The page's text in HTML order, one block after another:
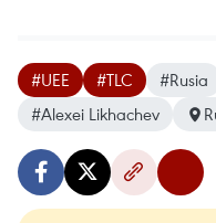
#UEE #TLC #Rusia
#Alexei Likhachev